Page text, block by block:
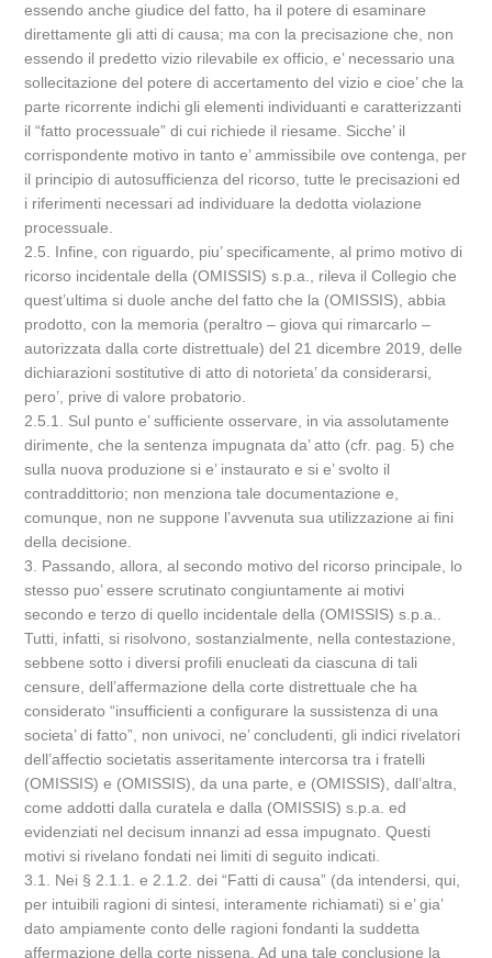
essendo anche giudice del fatto, ha il potere di esaminare
direttamente gli atti di causa; ma con la precisazione che, non
essendo il predetto vizio rilevabile ex officio, e’ necessario una
sollecitazione del potere di accertamento del vizio e cioe’ che la
parte ricorrente indichi gli elementi individuanti e caratterizzanti
il “fatto processuale” di cui richiede il riesame. Sicche’ il
corrispondente motivo in tanto e’ ammissibile ove contenga, per
il principio di autosufficienza del ricorso, tutte le precisazioni ed
i riferimenti necessari ad individuare la dedotta violazione
processuale.
2.5. Infine, con riguardo, piu’ specificamente, al primo motivo di
ricorso incidentale della (OMISSIS) s.p.a., rileva il Collegio che
quest’ultima si duole anche del fatto che la (OMISSIS), abbia
prodotto, con la memoria (peraltro – giova qui rimarcarlo –
autorizzata dalla corte distrettuale) del 21 dicembre 2019, delle
dichiarazioni sostitutive di atto di notorieta’ da considerarsi,
pero’, prive di valore probatorio.
2.5.1. Sul punto e’ sufficiente osservare, in via assolutamente
dirimente, che la sentenza impugnata da’ atto (cfr. pag. 5) che
sulla nuova produzione si e’ instaurato e si e’ svolto il
contraddittorio; non menziona tale documentazione e,
comunque, non ne suppone l’avvenuta sua utilizzazione ai fini
della decisione.
3. Passando, allora, al secondo motivo del ricorso principale, lo
stesso puo’ essere scrutinato congiuntamente ai motivi
secondo e terzo di quello incidentale della (OMISSIS) s.p.a..
Tutti, infatti, si risolvono, sostanzialmente, nella contestazione,
sebbene sotto i diversi profili enucleati da ciascuna di tali
censure, dell’affermazione della corte distrettuale che ha
considerato “insufficienti a configurare la sussistenza di una
societa’ di fatto”, non univoci, ne’ concludenti, gli indici rivelatori
dell’affectio societatis asseritamente intercorsa tra i fratelli
(OMISSIS) e (OMISSIS), da una parte, e (OMISSIS), dall’altra,
come addotti dalla curatela e dalla (OMISSIS) s.p.a. ed
evidenziati nel decisum innanzi ad essa impugnato. Questi
motivi si rivelano fondati nei limiti di seguito indicati.
3.1. Nei § 2.1.1. e 2.1.2. dei “Fatti di causa” (da intendersi, qui,
per intuibili ragioni di sintesi, interamente richiamati) si e’ gia’
dato ampiamente conto delle ragioni fondanti la suddetta
affermazione della corte nissena. Ad una tale conclusione la